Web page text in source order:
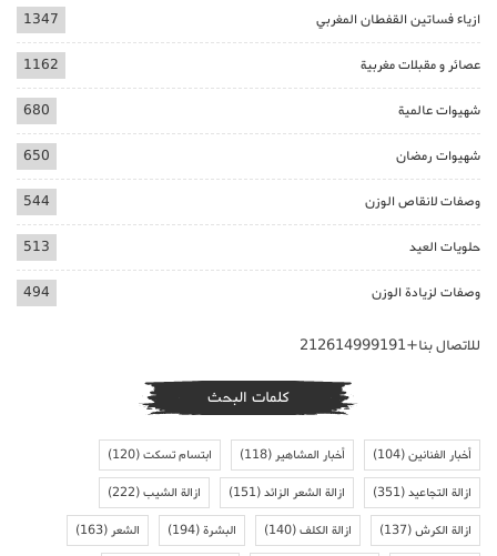
ازياء فساتين القفطان المغربي 1347
عصائر و مقبلات مغربية 1162
شهيوات عالمية 680
شهيوات رمضان 650
وصفات لانقاص الوزن 544
حلويات العيد 513
وصفات لزيادة الوزن 494
للاتصال بنا+212614999191
كلمات البحث
أخبار الفنانين(104) أخبار المشاهير(118) ابتسام تسكت(120)
ازالة التجاعيد(351) ازالة الشعر الزائد(151) ازالة الشيب(222)
ازالة الكرش(137) ازالة الكلف(140) البشرة(194) الشعر(163)